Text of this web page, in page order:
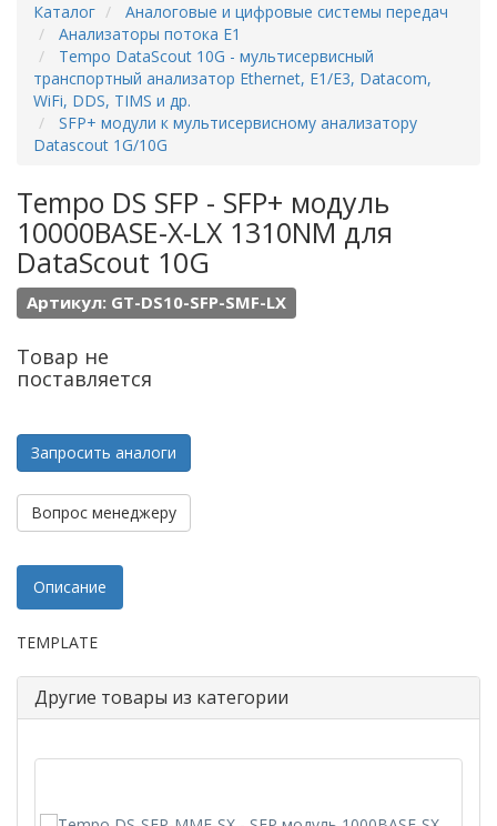
Каталог
Аналоговые и цифровые системы передач
Анализаторы потока Е1
Tempo DataScout 10G - мультисервисный
транспортный анализатор Ethernet, E1/E3, Datacom,
WiFi, DDS, TIMS и др.
SFP+ модули к мультисервисному анализатору
Datascout 1G/10G
Tempo DS SFP - SFP+ модуль
10000BASE-X-LX 1310NM для
DataScout 10G
Артикул: GT-DS10-SFP-SMF-LX
Товар не
поставляется
Запросить аналоги
Вопрос менеджеру
Описание
TEMPLATE
Другие товары из категории